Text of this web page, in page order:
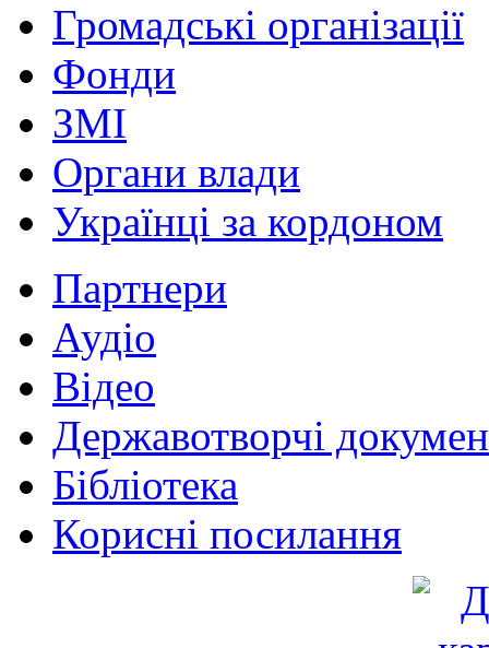
Громадські організації
Фонди
ЗМІ
Органи влади
Українці за кордоном
Партнери
Аудіо
Відео
Державотворчі
Бібліотека
Корисні посилання